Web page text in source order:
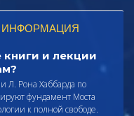
книги и лекции
Л. Рона Хаббарда по
фундамент Моста
к полной свободе.